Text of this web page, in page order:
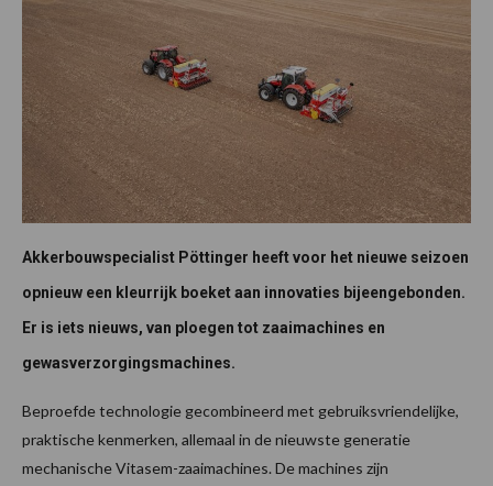
Akkerbouwspecialist Pöttinger heeft voor het nieuwe seizoen
opnieuw een kleurrijk boeket aan innovaties bijeengebonden.
Er is iets nieuws, van ploegen tot zaaimachines en
gewasverzorgingsmachines.
Beproefde technologie gecombineerd met gebruiksvriendelijke,
praktische kenmerken, allemaal in de nieuwste generatie
mechanische Vitasem-zaaimachines. De machines zijn